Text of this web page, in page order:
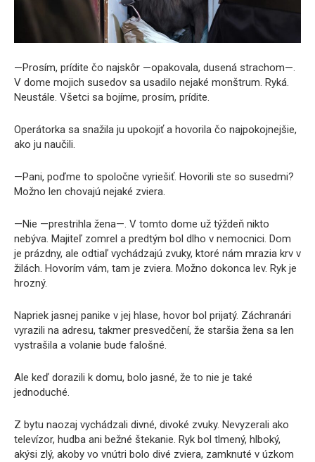
—Prosím, prídite čo najskôr —opakovala, dusená strachom—.
V dome mojich susedov sa usadilo nejaké monštrum. Ryká.
Neustále. Všetci sa bojíme, prosím, prídite.
Operátorka sa snažila ju upokojiť a hovorila čo najpokojnejšie,
ako ju naučili.
—Pani, poďme to spoločne vyriešiť. Hovorili ste so susedmi?
Možno len chovajú nejaké zviera.
—Nie —prestrihla žena—. V tomto dome už týždeň nikto
nebýva. Majiteľ zomrel a predtým bol dlho v nemocnici. Dom
je prázdny, ale odtiaľ vychádzajú zvuky, ktoré nám mrazia krv v
žilách. Hovorím vám, tam je zviera. Možno dokonca lev. Ryk je
hrozný.
Napriek jasnej panike v jej hlase, hovor bol prijatý. Záchranári
vyrazili na adresu, takmer presvedčení, že staršia žena sa len
vystrašila a volanie bude falošné.
Ale keď dorazili k domu, bolo jasné, že to nie je také
jednoduché.
Z bytu naozaj vychádzali divné, divoké zvuky. Nevyzerali ako
televízor, hudba ani bežné štekanie. Ryk bol tlmený, hlboký,
akýsi zlý, akoby vo vnútri bolo divé zviera, zamknuté v úzkom